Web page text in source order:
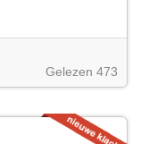
Gelezen 473